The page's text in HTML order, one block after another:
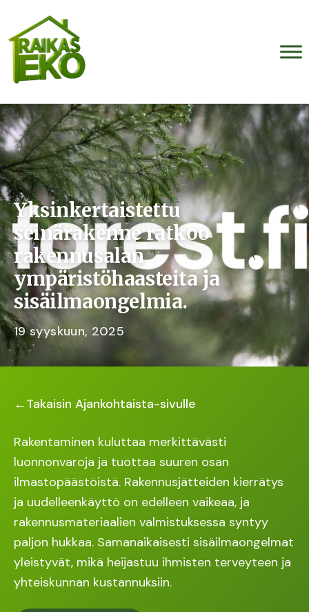
Yksinkertaistettu
seinärakenne ratkoo
rakennusalan
ympäristöhaasteita ja
sisäilmaongelmia.
19 syyskuun, 2025
←Takaisin Ajankohtaista-sivulle
Rakentaminen kuluttaa merkittävästi
luonnonvaroja ja tuottaa suuren osan
ilmastopäästöistä. Rakennusjätteiden kierrätys
ja uudelleenkäyttö on edelleen vaikeaa, ja
rakennusmateriaalien valmistuksessa syntyy
paljon hukkaa. Samanaikaisesti sisäilmaongelmat
yleistyvät, mikä heijastuu ihmisten terveyteen ja
yhteiskunnan kustannuksiin.